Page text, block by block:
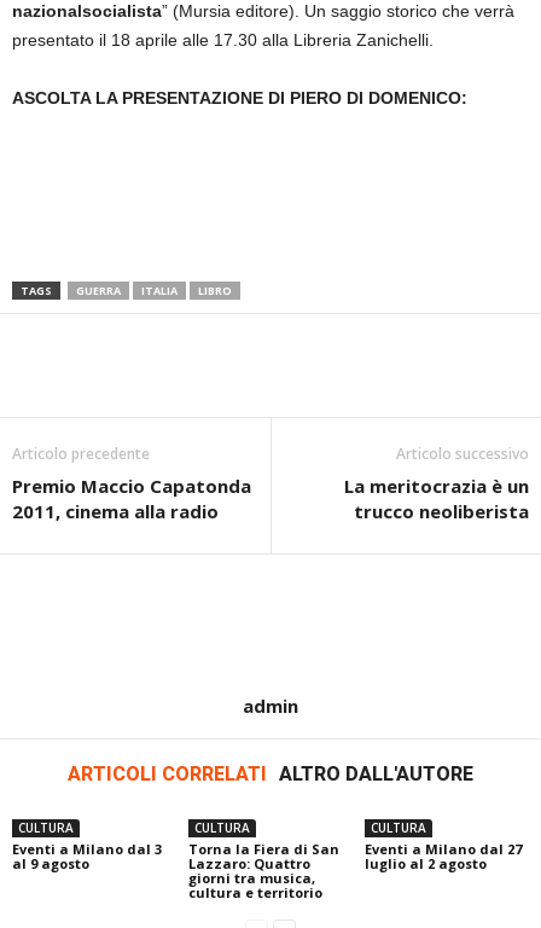
nazionalsocialista” (Mursia editore). Un saggio storico che verrà
presentato il 18 aprile alle 17.30 alla Libreria Zanichelli.
ASCOLTA LA PRESENTAZIONE DI PIERO DI DOMENICO:
TAGS GUERRA ITALIA LIBRO
Articolo precedente
Premio Maccio Capatonda
2011, cinema alla radio
Articolo successivo
La meritocrazia è un
trucco neoliberista
admin
ARTICOLI CORRELATI ALTRO DALL'AUTORE
CULTURA
Eventi a Milano dal 3
al 9 agosto
CULTURA
Torna la Fiera di San
Lazzaro: Quattro
giorni tra musica,
cultura e territorio
CULTURA
Eventi a Milano dal 27
luglio al 2 agosto